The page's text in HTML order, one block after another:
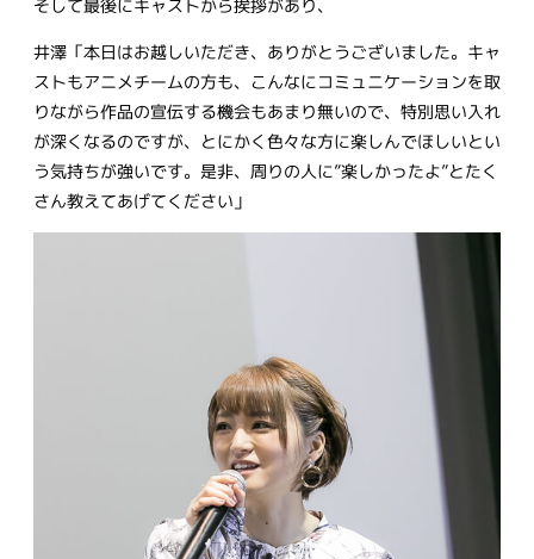
そして最後にキャストから挨拶があり、
井澤「本日はお越しいただき、ありがとうございました。キャ
ストもアニメチームの方も、こんなにコミュニケーションを取
りながら作品の宣伝する機会もあまり無いので、特別思い入れ
が深くなるのですが、とにかく色々な方に楽しんでほしいとい
う気持ちが強いです。是非、周りの人に”楽しかったよ”とたく
さん教えてあげてください」